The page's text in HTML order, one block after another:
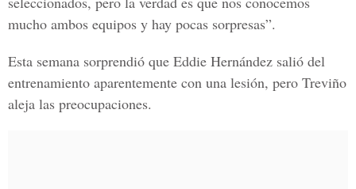
mucho ambos equipos y hay pocas sorpresas”.
Esta semana sorprendió que Eddie Hernández salió del
entrenamiento aparentemente con una lesión, pero Treviño
aleja las preocupaciones.